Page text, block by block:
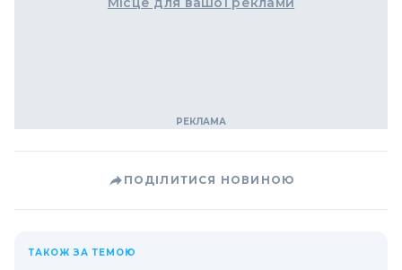
ПОДІЛИТИСЯ НОВИНОЮ
ТАКОЖ ЗА ТЕМОЮ